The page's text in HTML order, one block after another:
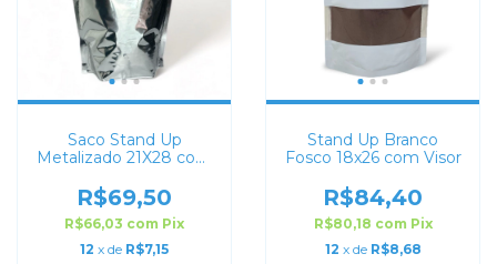
Saco Stand Up
Metalizado 21X28 com
R$69,50
R$66,03 com Pix
12 x de R$7,15
Stand Up Branco
Fosco 18x26 com Visor
R$84,40
R$80,18 com Pix
12 x de R$8,68